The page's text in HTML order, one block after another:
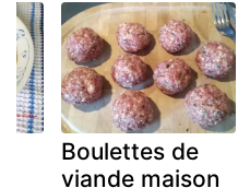
Boulettes de
viande maison